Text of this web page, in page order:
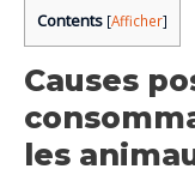
Contents [Afficher]
Causes
les